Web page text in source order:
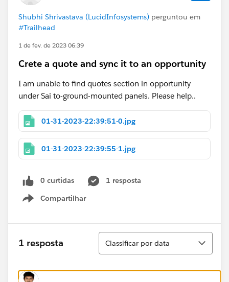
Shubhi Shrivastava (LucidInfosystems) perguntou em
#Trailhead
1 de fev. de 2023 06:39
Crete a quote and sync it to an opportunity
I am unable to find quotes section in opportunity
under Sai to-ground-mounted panels. Please help..
01-31-2023-22:39:51-0.jpg
01-31-2023-22:39:55-1.jpg
0 curtidas
1 resposta
Compartilhar
Show menu
1 resposta
Classificar
Classificar por data